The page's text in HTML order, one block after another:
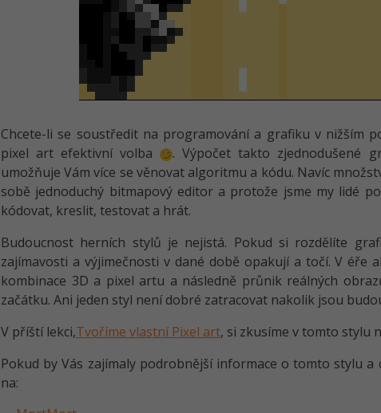
Chcete-li se soustředit na programování a grafiku v nižším
pixel art efektivní volba
. Výpočet takto zjednodušené
umožňuje Vám více se věnovat algoritmu a kódu. Navíc
sobě jednoduchý bitmapový editor a protože jsme my lidé
kódovat, kreslit, testovat a hrát.
Budoucnost herních stylů je nejistá. Pokud si rozdělíte
zajímavosti a výjimečnosti v dané době opakují a točí. V éře
kombinace 3D a pixel artu a následně průnik reálných
začátku. Ani jeden styl není dobré zatracovat nakolik jsou
V příští lekci,Tvoříme vlastní Pixel art, si zkusíme v tomto stylu
Pokud by Vás zajímaly podrobnější informace o tomto stylu
na: